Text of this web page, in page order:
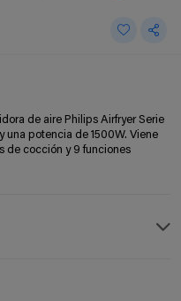
de aire Philips Airfryer Serie
potencia de 1500W. Viene
de cocción y 9 funciones